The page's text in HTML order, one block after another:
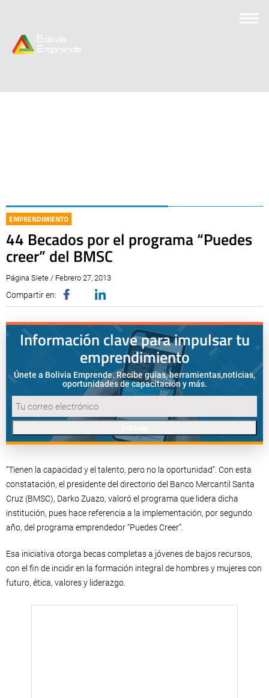
EMPRENDIMIENTO
44 Becados por el programa “Puedes
creer” del BMSC
Página Siete / Febrero 27, 2013
Compartir en:
Información clave para impulsar tu
emprendimiento
Únete a Bolivia Emprende. Recibe guías, herramientas,noticias,
oportunidades de capacitación y más.
“Tienen la capacidad y el talento, pero no la oportunidad”. Con esta
constatación, el presidente del directorio del Banco Mercantil Santa
Cruz (BMSC), Darko Zuazo, valoró el programa que lidera dicha
institución, pues hace referencia a la implementación, por segundo
año, del programa emprendedor “Puedes Creer”.
Esa iniciativa otorga becas completas a jóvenes de bajos recursos,
con el fin de incidir en la formación integral de hombres y mujeres con
futuro, ética, valores y liderazgo.